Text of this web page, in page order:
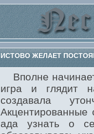
ИСТОВО ЖЕЛАЕТ
Вполне
игра и глядит
создавала
Акцентированные
ада узнать о